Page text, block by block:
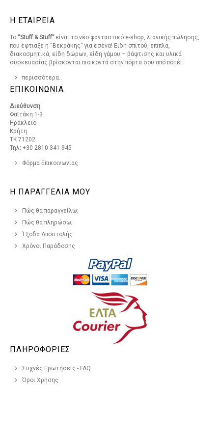
Η ΕΤΑΙΡΕΙΑ
Το “Stuff & Stuff”είναι το νέο φανταστικό e-shop, λιανικής πώλησης,
που έφτιαξε η “Βεκράκης” για εσένα! Είδη σπιτού, έπιπλα,
διακοσμητικά, είδη δώρων, είδη γάμου – βάφτισης και υλικά
συσκευασίας βρίσκονται πιο κοντά στην πόρτα σου από ποτέ!
περισσότερα..
ΕΠΙΚΟΙΝΩΝΙΑ
Διεύθυνση
Φαϊτάκη 1-3
Ηράκλειο
Κρήτη
ΤΚ 71202
Τηλ: +30 2810 341 945
Φόρμα Επικοινωνίας
Η ΠΑΡΑΓΓΕΛΙΑ ΜΟΥ
Πώς θα παραγγείλω;
Πώς θα πληρώσω;
Έξοδα Αποστολής
Χρόνοι Παράδοσης
ΠΛΗΡΟΦΟΡΙΕΣ
Συχνές Ερωτήσεις - FAQ
Όροι Χρήσης